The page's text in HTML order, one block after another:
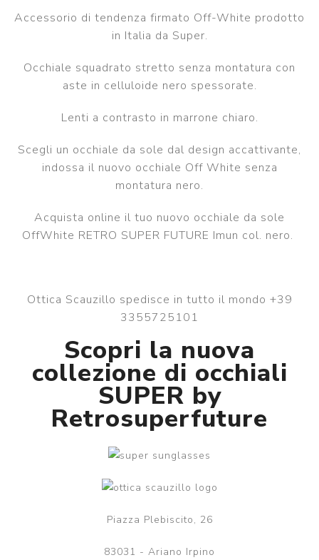
Accessorio di tendenza firmato Off-White prodotto
in Italia da Super.
Occhiale squadrato stretto senza montatura con
aste in celluloide nero spessorate.
Lenti a contrasto in marrone chiaro.
Scegli un occhiale da sole dal design accattivante,
indossa il nuovo occhiale Off White senza
montatura nero.
Acquista online il tuo nuovo occhiale da sole
OffWhite RETRO SUPER FUTURE Imun col. nero.
Ottica Scauzillo spedisce in tutto il mondo +39
3355725101
Scopri la nuova
collezione di occhiali
SUPER by
Retrosuperfuture
Piazza Plebiscito, 26
83031 - Ariano Irpino